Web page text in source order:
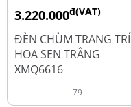
3.220.000đ(VAT)
4.600.000
ĐÈN CHÙM TRANG TRÍ
HOA SEN TRẮNG
XMQ6616
79